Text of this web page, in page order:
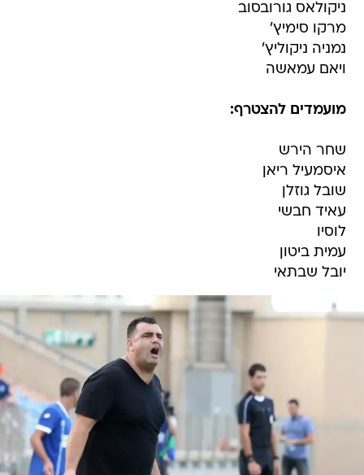
ניקולאס גורובסוב
מרקו סימיץ'
נמניה ניקוליץ'
ויאם עמאשה
מועמדים להצטרף:
שחר הירש
איסמעיל ריאן
שובל גוזלן
עאיד חבשי
לוסיו
עמית ביטון
יובל שבתאי